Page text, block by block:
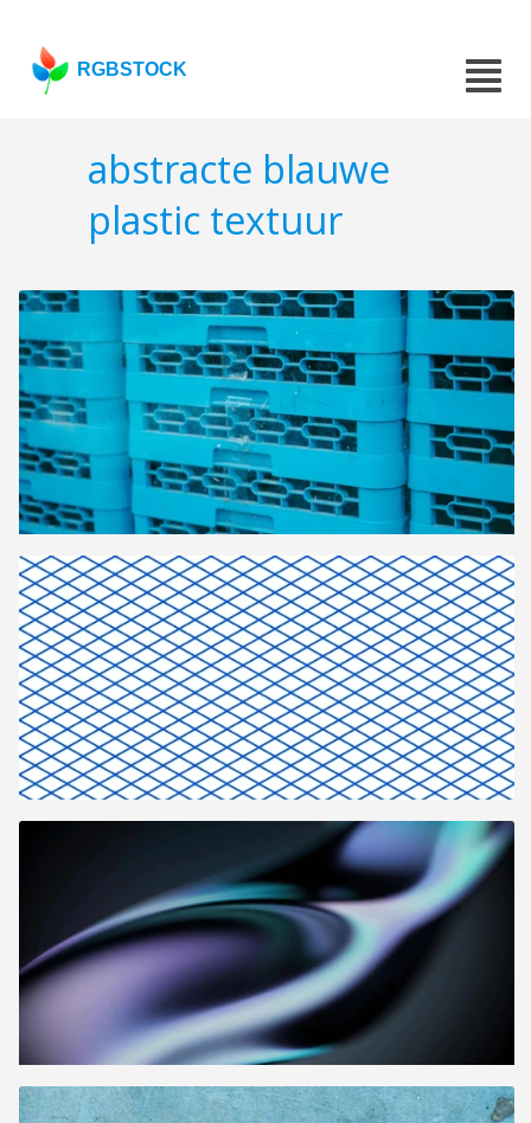
RGBSTOCK
abstracte blauwe
plastic textuur